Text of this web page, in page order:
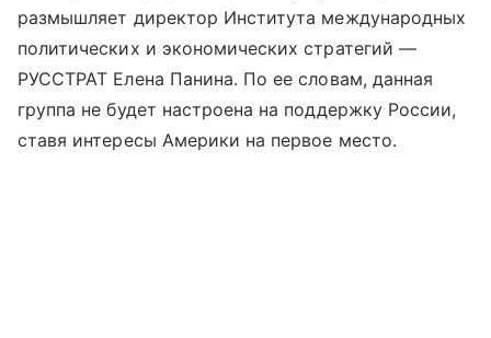
размышляет директор Института международных
политических и экономических стратегий —
РУССТРАТ Елена Панина. По ее словам, данная
группа не будет настроена на поддержку России,
ставя интересы Америки на первое место.